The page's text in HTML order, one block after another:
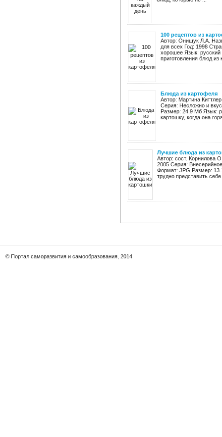
100 рецептов из
Автор: Онищук Л.А.
для всех Год: 1998
хорошее Язык: русский
приготовления блюд из
Блюдa из картофеля
Автор: Мартина
Серия: Несложно и
Размер: 24.9 Мб Язык:
картошку, когда она
Лучшие блюда из
Автор: сост. Корнилова
2005 Серия:
Формат: JPG Размер:
трудно представить
© Портал саморазвития и самообразования, 2014